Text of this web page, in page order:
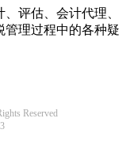
评估、会计代理、
管理过程中的各种疑
Reserved